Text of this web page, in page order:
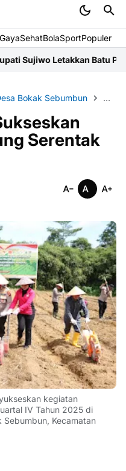
GayaSehatBolaSportPopuler
Batu Pertama
Bokak Sebumbun
Serentak
kegiatan
IV Tahun 2025 di
Sebumbun, Kecamatan